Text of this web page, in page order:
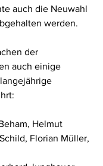
auch die Neuwahl
werden.
der
auch einige
Helmut
Florian Müller,